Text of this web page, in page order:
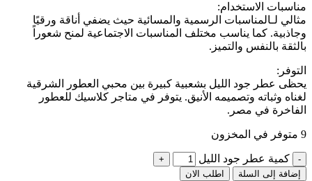
مناسبات الاستخدام:
مثالي لـالمناسبات الرسمية والمسائية حيث يضفي أناقة ورقيًا
وجاذبية. كما يناسب مختلف المناسبات الاجتماعية لمنح شعوراً
بالثقة بالنفس والتميز.
التوفر:
يحظى عطر جود الليل بشعبية كبيرة بين محبي العطور الشرقية
لغناه وثباته وتصميمه الأنيق. يتوفر في متاجر كلاسيك للعطور
الفاخرة في مصر.
9 متوفر في المخزون
كمية عطر جود الليل
إضافة إلى السلة اطلب الان